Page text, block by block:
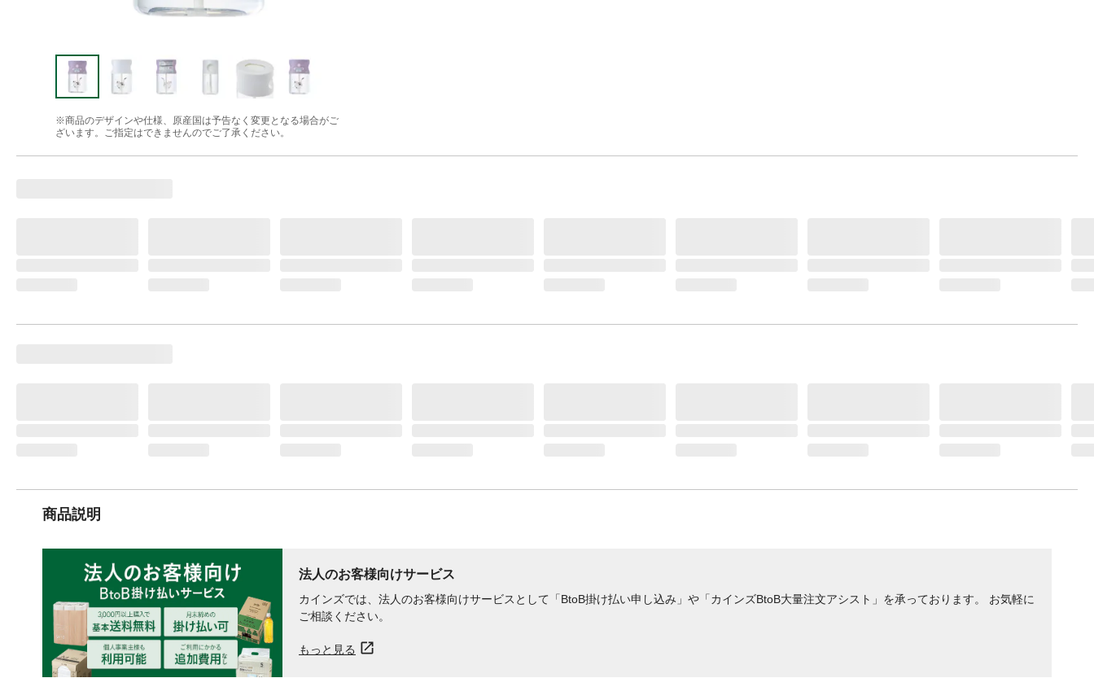
※商品のデザインや仕様、原産国は予告なく変更となる場合がご
ざいます。ご指定はできませんのでご了承ください。
な所に置かない。火気のそばに使用及び保管をしない
商品説明
法人のお客様向けサービス
カインズでは、法人のお客様向けサービスとして「BtoB掛け払い申し込み」や「カインズBtoB大量注文アシスト」を承っております。 お気軽に
ご相談ください。
もっと見る